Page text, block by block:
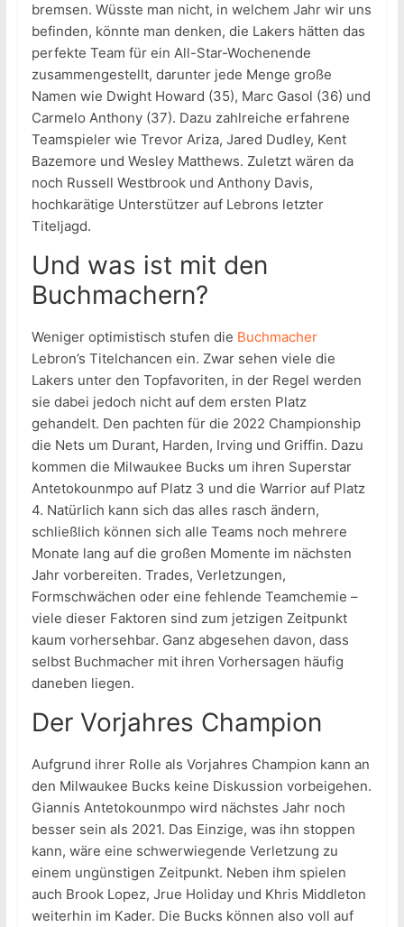
bremsen. Wüsste man nicht, in welchem Jahr wir uns
befinden, könnte man denken, die Lakers hätten das
perfekte Team für ein All-Star-Wochenende
zusammengestellt, darunter jede Menge große
Namen wie Dwight Howard (35), Marc Gasol (36) und
Carmelo Anthony (37). Dazu zahlreiche erfahrene
Teamspieler wie Trevor Ariza, Jared Dudley, Kent
Bazemore und Wesley Matthews. Zuletzt wären da
noch Russell Westbrook und Anthony Davis,
hochkarätige Unterstützer auf Lebrons letzter
Titeljagd.
Und was ist mit den
Buchmachern?
Weniger optimistisch stufen die Buchmacher
Lebron’s Titelchancen ein. Zwar sehen viele die
Lakers unter den Topfavoriten, in der Regel werden
sie dabei jedoch nicht auf dem ersten Platz
gehandelt. Den pachten für die 2022 Championship
die Nets um Durant, Harden, Irving und Griffin. Dazu
kommen die Milwaukee Bucks um ihren Superstar
Antetokounmpo auf Platz 3 und die Warrior auf Platz
4. Natürlich kann sich das alles rasch ändern,
schließlich können sich alle Teams noch mehrere
Monate lang auf die großen Momente im nächsten
Jahr vorbereiten. Trades, Verletzungen,
Formschwächen oder eine fehlende Teamchemie –
viele dieser Faktoren sind zum jetzigen Zeitpunkt
kaum vorhersehbar. Ganz abgesehen davon, dass
selbst Buchmacher mit ihren Vorhersagen häufig
daneben liegen.
Der Vorjahres Champion
Aufgrund ihrer Rolle als Vorjahres Champion kann an
den Milwaukee Bucks keine Diskussion vorbeigehen.
Giannis Antetokounmpo wird nächstes Jahr noch
besser sein als 2021. Das Einzige, was ihn stoppen
kann, wäre eine schwerwiegende Verletzung zu
einem ungünstigen Zeitpunkt. Neben ihm spielen
auch Brook Lopez, Jrue Holiday und Khris Middleton
weiterhin im Kader. Die Bucks können also voll auf